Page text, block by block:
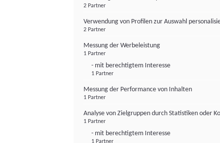
2 Partner
Verwendung von Profilen zur Auswahl
2 Partner
Messung der Werbeleistung
1 Partner
- mit berechtigtem Interesse
1 Partner
Messung der Performance von Inhalten
1 Partner
Analyse von Zielgruppen durch Statistiken oder
1 Partner
- mit berechtigtem Interesse
1 Partner